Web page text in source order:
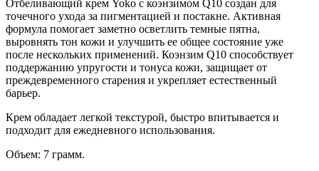
Отбеливающий крем Yoko с коэнзимом Q10 создан для
точечного ухода за пигментацией и постакне. Активная
формула помогает заметно осветлить темные пятна,
выровнять тон кожи и улучшить ее общее состояние уже
после нескольких применений. Коэнзим Q10 способствует
поддержанию упругости и тонуса кожи, защищает от
преждевременного старения и укрепляет естественный
барьер.
Крем обладает легкой текстурой, быстро впитывается и
подходит для ежедневного использования.
Объем: 7 грамм.